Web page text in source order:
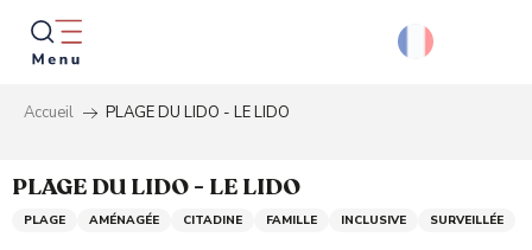
Aller
contenu
principal
Accueil PLAGE DU LIDO - LE LIDO
PLAGE DU LIDO - LE LIDO
PLAGE AMÉNAGÉE CITADINE FAMILLE INCLUSIVE SURVEILLÉE